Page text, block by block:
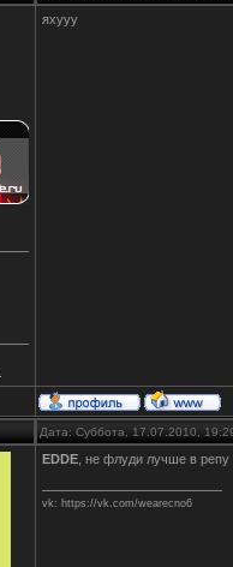
яхууу
Дата: Суббота, 17.07.2010,
EDDE , не флуди лучше в репу
vk: https://vk.com/wearecno6